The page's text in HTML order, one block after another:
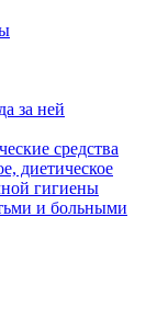
за ней
средства
диетическое
гигиены
и больными